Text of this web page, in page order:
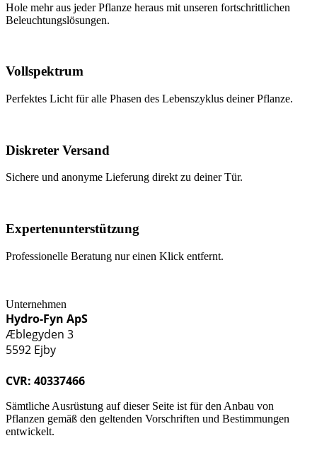
Hole mehr aus jeder Pflanze heraus mit unseren fortschrittlichen
Beleuchtungslösungen.
Vollspektrum
Perfektes Licht für alle Phasen des Lebenszyklus deiner Pflanze.
Diskreter Versand
Sichere und anonyme Lieferung direkt zu deiner Tür.
Expertenunterstützung
Professionelle Beratung nur einen Klick entfernt.
Unternehmen
Hydro-Fyn ApS
Æblegyden 3
5592 Ejby
CVR: 40337466
Sämtliche Ausrüstung auf dieser Seite ist für den Anbau von
Pflanzen gemäß den geltenden Vorschriften und Bestimmungen
entwickelt.